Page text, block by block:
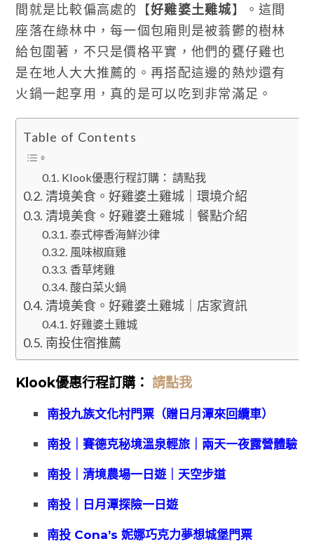
間就是比較偏高處的【好雞婆土雞城】。這間
座落在綠林中，每一個包廂則是被蓊鬱的樹林
給包圍著，不只是價格平實，他們的甕仔雞也
是在地人大大推薦的。再搭配這邊的熱炒還有
火鍋一起享用，真的是可以吃到非常滿足。
Table of Contents
Klook優惠行程訂購： 請點我
清境美食。好雞婆土雞城｜環境介紹
清境美食。好雞婆土雞城｜餐點介紹
泰式檸香海鮮沙律
風味椒麻雞
香草烤雞
酸白菜火鍋
清境美食。好雞婆土雞城｜店家資訊
好雞婆土雞城
南投住宿推薦
Klook優惠行程訂購： 請點我
南投九族文化村門票（贈日月潭來回纜車）
南投｜賽德克秘境溫泉輕旅｜兩天一夜露營體驗
南投｜清境農場一日遊｜天空步道
南投｜日月潭探險一日遊
南投 Cona’s 妮娜巧克力夢想城堡門票